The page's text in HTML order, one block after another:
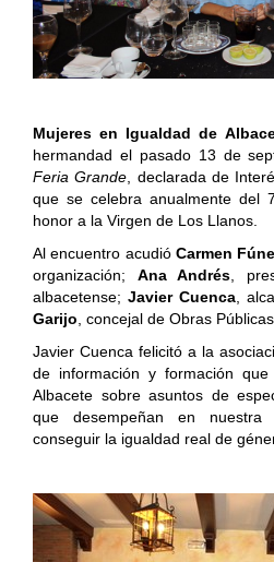
Mujeres en Igualdad de
hermandad el pasado 13 de
Feria Grande , declarada de
que se celebra anualmente del
honor a la Virgen de Los Llanos.
Al encuentro acudió Carmen
organización; Ana Andrés ,
albacetense; Javier Cuenca ,
Garijo , concejal de Obras Públicas.
Javier Cuenca felicitó a la
de información y formación
Albacete sobre asuntos de
que desempeñan en
conseguir la igualdad real de